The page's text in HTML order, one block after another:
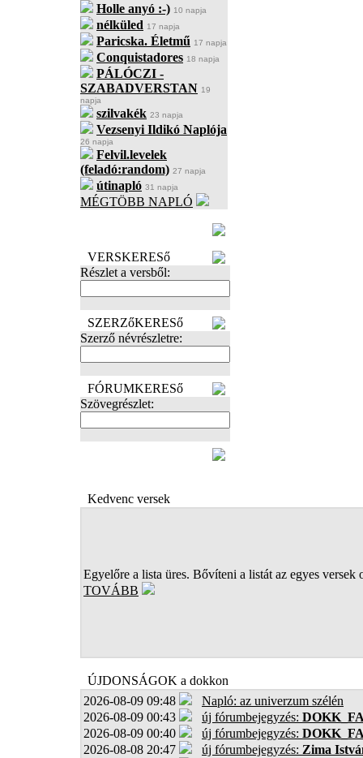
Holle anyó :-) 10 napja
nélküled 17 napja
Paricska. Életmű 17 napja
Conquistadores 18 napja
PÁLÓCZI -
SZABADVERSTAN 19
napja
szilvakék 23 napja
Vezsenyi Ildikó Naplója
26 napja
Felvil.levelek
(feladó:random) 27 napja
útinapló 31 napja
MÉGTÖBB NAPLÓ
VERSKERESő
Részlet a versből:
SZERZőKERESő
Szerző névrészletre:
FÓRUMKERESő
Szövegrészlet:
Kedvenc versek
Egyelőre a lista üres. Bővíteni a listát az egyes versek
TOVÁBB
ÚJDONSÁGOK a dokkon
2026-08-09 09:48
Napló: az univerzum szélén
2026-08-09 00:43
új fórumbejegyzés:
2026-08-09 00:40
új fórumbejegyzés:
2026-08-08 20:47
új fórumbejegyzés: Zima